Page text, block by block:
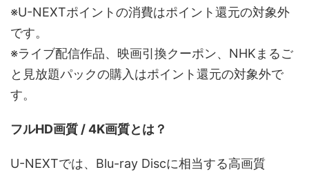
※U-NEXTポイントの消費はポイント還元の対象外
です。
※ライブ配信作品、映画引換クーポン、NHKまるご
と見放題パックの購入はポイント還元の対象外で
す。
フルHD画質 / 4K画質とは？
U-NEXTでは、Blu-ray Discに相当する高画質